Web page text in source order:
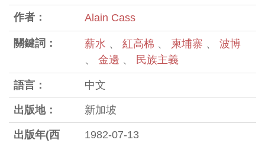
作者： Alain Cass
關鍵詞： 薪水 、 紅高棉 、 柬埔寨 、 波博
、 金邊 、 民族主義
語言： 中文
出版地： 新加坡
出版年(西
1982-07-13